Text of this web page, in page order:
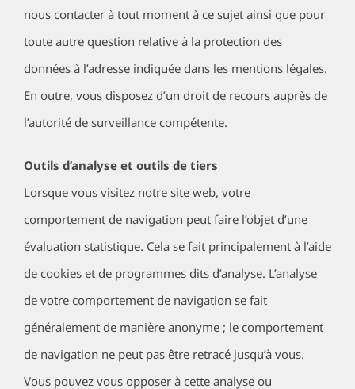
nous contacter à tout moment à ce sujet ainsi que pour
toute autre question relative à la protection des
données à l’adresse indiquée dans les mentions légales.
En outre, vous disposez d’un droit de recours auprès de
l’autorité de surveillance compétente.
Outils d’analyse et outils de tiers
Lorsque vous visitez notre site web, votre
comportement de navigation peut faire l’objet d’une
évaluation statistique. Cela se fait principalement à l’aide
de cookies et de programmes dits d’analyse. L’analyse
de votre comportement de navigation se fait
généralement de manière anonyme ; le comportement
de navigation ne peut pas être retracé jusqu’à vous.
Vous pouvez vous opposer à cette analyse ou